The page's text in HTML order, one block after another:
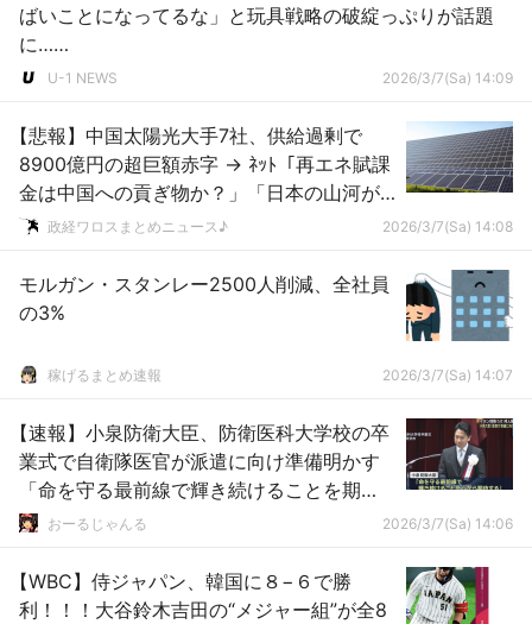
ばいことになってるな」と玩具戦略の破綻っぷりが話題
に……
U-1 NEWS 2026/3/7(Sa) 14:09
【悲報】中国太陽光大手7社、供給過剰で
8900億円の超巨額赤字 → ﾈｯﾄ「再エネ賦課
金は中国への貢ぎ物か？」「日本の山河が
ゴミパネルの墓場に」「エコではなくエ
政経ワロスまとめニュース♪ 2026/3/7(Sa) 14:08
モルガン・スタンレー2500人削減、全社員
の3%
稼げるまとめ速報 2026/3/7(Sa) 14:07
【速報】小泉防衛大臣、防衛医科大学校の卒
業式で自衛隊医官が派遣に向け準備明かす
「命を守る最前線で輝き続けることを期
待」おーるじゃんる 2026/3/7(Sa) 14:06
【WBC】侍ジャパン、韓国に８−６で勝
利！！！大谷鈴木吉田の“メジャー組”が全8